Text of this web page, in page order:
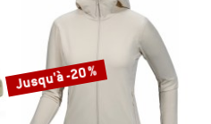
Jusqu'à -20 %